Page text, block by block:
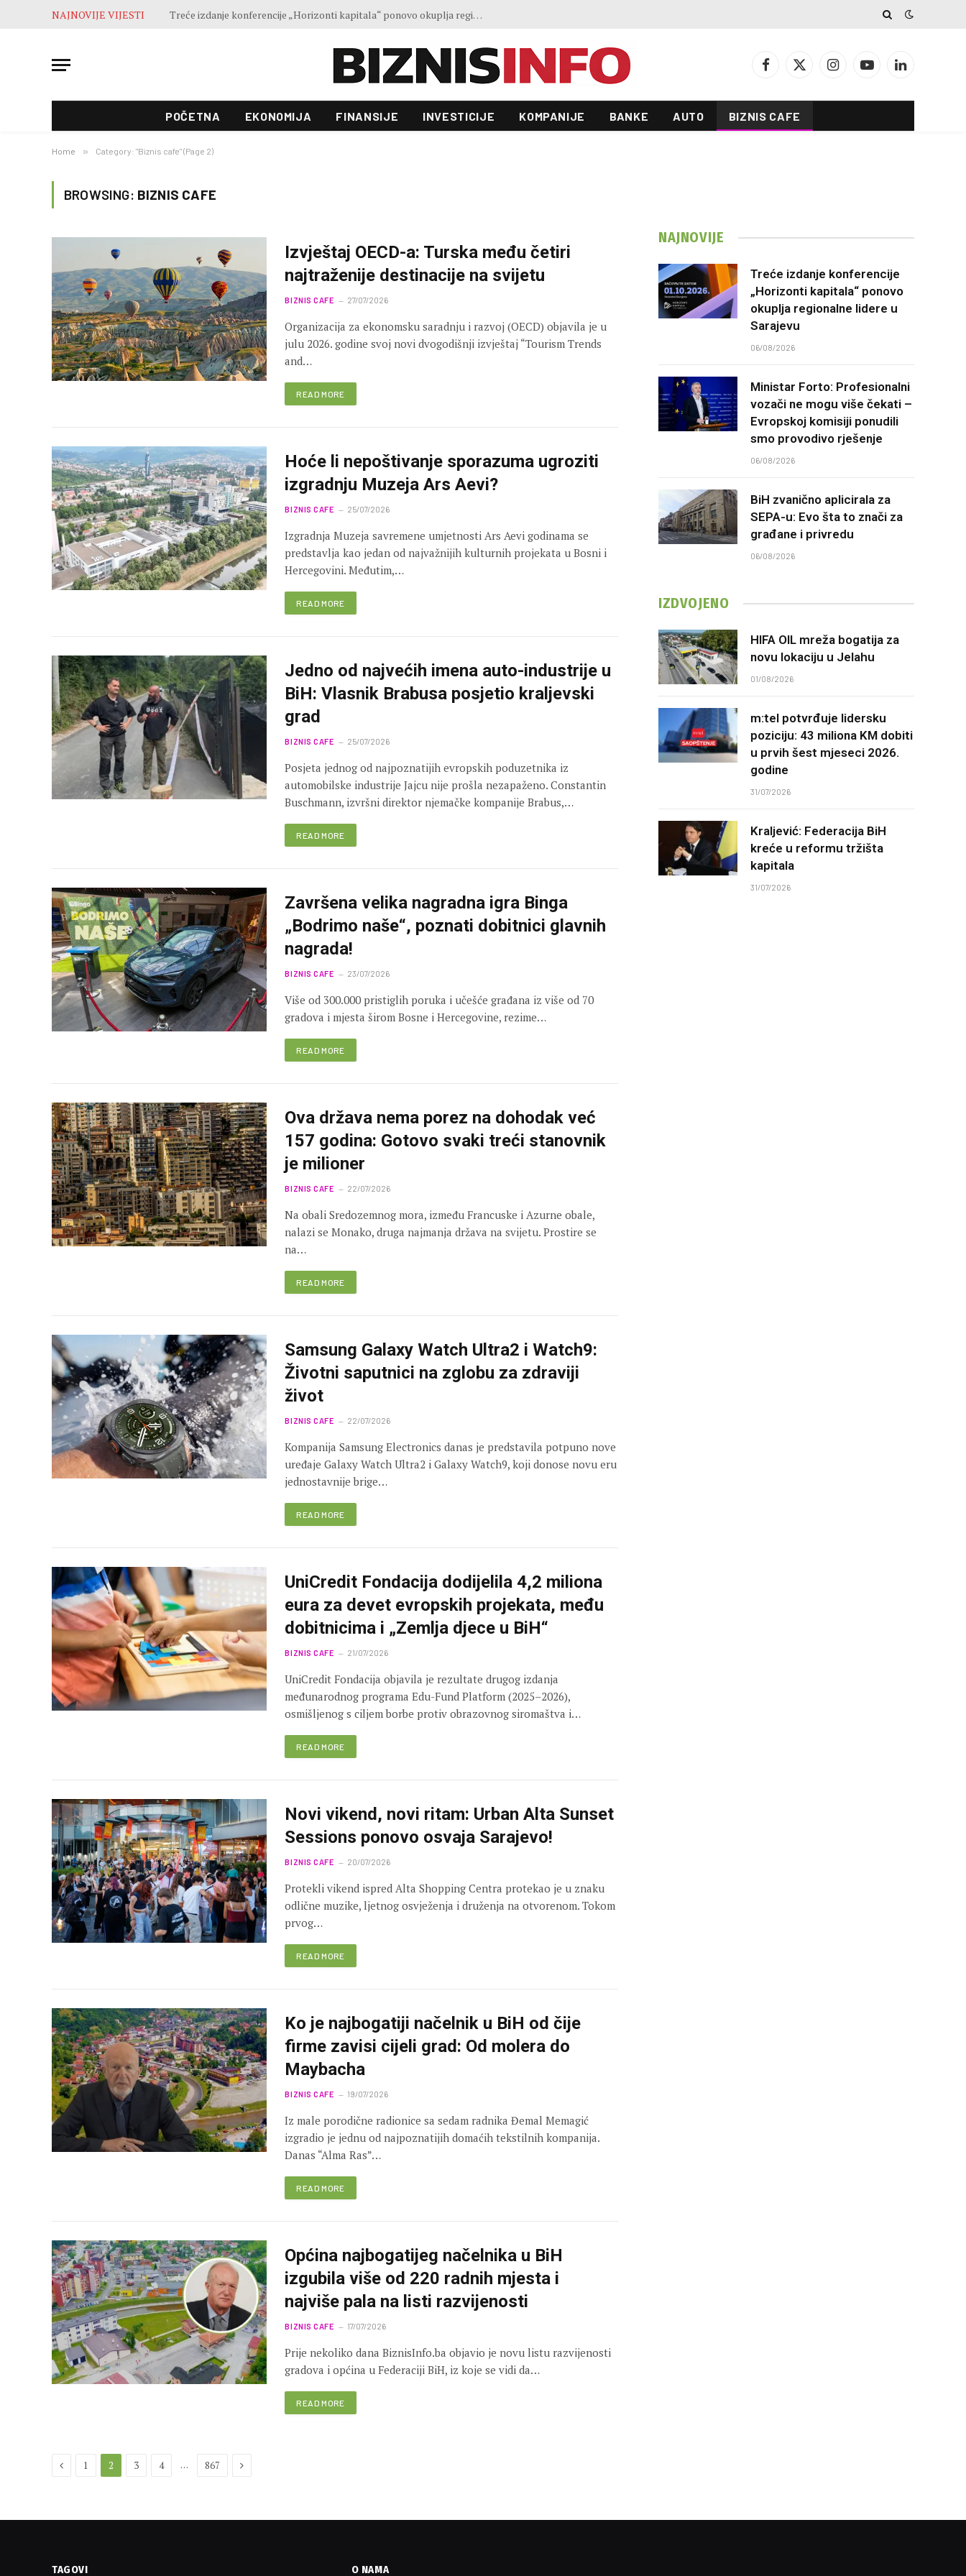
NAJNOVIJE VIJESTI Ministar Forto: Profesionalni vozači ne mogu više čekati – Evropskoj komisiji ponudili smo provodivo rješenje
Facebook
X
InstagramYouTubeLinkedIn
POČETNA EKONOMIJA FINANSIJE INVESTICIJE KOMPANIJE BANKE AUTO BIZNIS CAFE
Home » Category: "Biznis cafe" (Page 2)
BROWSING: BIZNIS CAFE
Izvještaj OECD-a: Turska među četiri
najtraženije destinacije na svijetu
BIZNIS CAFE 27/07/2026
Organizacija za ekonomsku saradnju i razvoj (OECD) objavila je u
julu 2026. godine svoj novi dvogodišnji izvještaj “Tourism Trends
and…
READ MORE
Hoće li nepoštivanje sporazuma ugroziti
izgradnju Muzeja Ars Aevi?
BIZNIS CAFE 25/07/2026
Izgradnja Muzeja savremene umjetnosti Ars Aevi godinama se
predstavlja kao jedan od najvažnijih kulturnih projekata u Bosni i
Hercegovini. Međutim,…
READ MORE
Jedno od najvećih imena auto-industrije u
BiH: Vlasnik Brabusa posjetio kraljevski
grad
BIZNIS CAFE 25/07/2026
Posjeta jednog od najpoznatijih evropskih poduzetnika iz
automobilske industrije Jajcu nije prošla nezapaženo. Constantin
Buschmann, izvršni direktor njemačke kompanije Brabus,…
READ MORE
Završena velika nagradna igra Binga
„Bodrimo naše“, poznati dobitnici glavnih
nagrada!
BIZNIS CAFE 23/07/2026
Više od 300.000 pristiglih poruka i učešće građana iz više od 70
gradova i mjesta širom Bosne i Hercegovine, rezime…
READ MORE
Ova država nema porez na dohodak već
157 godina: Gotovo svaki treći stanovnik
je milioner
BIZNIS CAFE 22/07/2026
Na obali Sredozemnog mora, između Francuske i Azurne obale,
nalazi se Monako, druga najmanja država na svijetu. Prostire se
na…
READ MORE
Samsung Galaxy Watch Ultra2 i Watch9:
Životni saputnici na zglobu za zdraviji
život
BIZNIS CAFE 22/07/2026
Kompanija Samsung Electronics danas je predstavila potpuno nove
uređaje Galaxy Watch Ultra2 i Galaxy Watch9, koji donose novu eru
jednostavnije brige…
READ MORE
UniCredit Fondacija dodijelila 4,2 miliona
eura za devet evropskih projekata, među
dobitnicima i „Zemlja djece u BiH“
BIZNIS CAFE 21/07/2026
UniCredit Fondacija objavila je rezultate drugog izdanja
međunarodnog programa Edu-Fund Platform (2025–2026),
osmišljenog s ciljem borbe protiv obrazovnog siromaštva i…
READ MORE
Novi vikend, novi ritam: Urban Alta Sunset
Sessions ponovo osvaja Sarajevo!
BIZNIS CAFE 20/07/2026
Protekli vikend ispred Alta Shopping Centra protekao je u znaku
odlične muzike, ljetnog osvježenja i druženja na otvorenom. Tokom
prvog…
READ MORE
Ko je najbogatiji načelnik u BiH od čije
firme zavisi cijeli grad: Od molera do
Maybacha
BIZNIS CAFE 19/07/2026
Iz male porodične radionice sa sedam radnika Đemal Memagić
izgradio je jednu od najpoznatijih domaćih tekstilnih kompanija.
Danas “Alma Ras”…
READ MORE
Općina najbogatijeg načelnika u BiH
izgubila više od 220 radnih mjesta i
najviše pala na listi razvijenosti
BIZNIS CAFE 17/07/2026
Prije nekoliko dana BiznisInfo.ba objavio je novu listu razvijenosti
gradova i općina u Federaciji BiH, iz koje se vidi da…
READ MORE
Previous
1 2 3 4 … 867 Next
NAJNOVIJE
Treće izdanje konferencije
„Horizonti kapitala“ ponovo
okuplja regionalne lidere u
Sarajevu
06/08/2026
Ministar Forto: Profesionalni
vozači ne mogu više čekati –
Evropskoj komisiji ponudili
smo provodivo rješenje
06/08/2026
BiH zvanično aplicirala za
SEPA-u: Evo šta to znači za
građane i privredu
06/08/2026
IZDVOJENO
HIFA OIL mreža bogatija za
novu lokaciju u Jelahu
01/08/2026
m:tel potvrđuje lidersku
poziciju: 43 miliona KM dobiti
u prvih šest mjeseci 2026.
godine
31/07/2026
Kraljević: Federacija BiH
kreće u reformu tržišta
kapitala
31/07/2026
TAGOVI O NAMA